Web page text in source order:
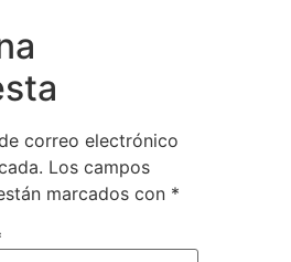
correo electrónico
Los campos
marcados con *